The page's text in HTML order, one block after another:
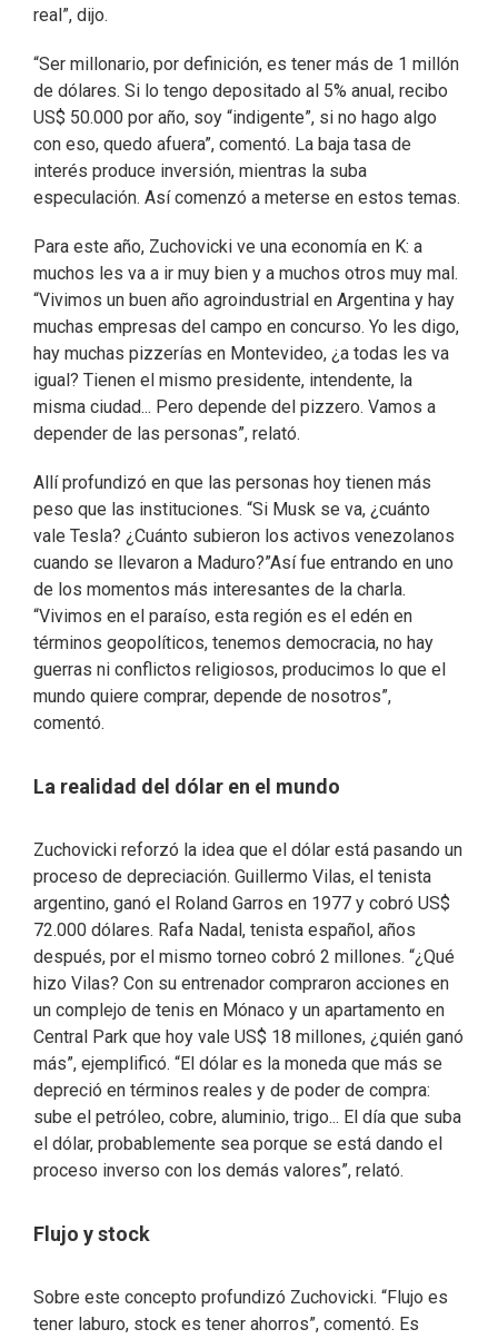
real”, dijo.
“Ser millonario, por definición, es tener más de 1 millón
de dólares. Si lo tengo depositado al 5% anual, recibo
US$ 50.000 por año, soy “indigente”, si no hago algo
con eso, quedo afuera”, comentó. La baja tasa de
interés produce inversión, mientras la suba
especulación. Así comenzó a meterse en estos temas.
Para este año, Zuchovicki ve una economía en K: a
muchos les va a ir muy bien y a muchos otros muy mal.
“Vivimos un buen año agroindustrial en Argentina y hay
muchas empresas del campo en concurso. Yo les digo,
hay muchas pizzerías en Montevideo, ¿a todas les va
igual? Tienen el mismo presidente, intendente, la
misma ciudad... Pero depende del pizzero. Vamos a
depender de las personas”, relató.
Allí profundizó en que las personas hoy tienen más
peso que las instituciones. “Si Musk se va, ¿cuánto
vale Tesla? ¿Cuánto subieron los activos venezolanos
cuando se llevaron a Maduro?”Así fue entrando en uno
de los momentos más interesantes de la charla.
“Vivimos en el paraíso, esta región es el edén en
términos geopolíticos, tenemos democracia, no hay
guerras ni conflictos religiosos, producimos lo que el
mundo quiere comprar, depende de nosotros”,
comentó.
La realidad del dólar en el mundo
Zuchovicki reforzó la idea que el dólar está pasando un
proceso de depreciación. Guillermo Vilas, el tenista
argentino, ganó el Roland Garros en 1977 y cobró US$
72.000 dólares. Rafa Nadal, tenista español, años
después, por el mismo torneo cobró 2 millones. “¿Qué
hizo Vilas? Con su entrenador compraron acciones en
un complejo de tenis en Mónaco y un apartamento en
Central Park que hoy vale US$ 18 millones, ¿quién ganó
más”, ejemplificó. “El dólar es la moneda que más se
depreció en términos reales y de poder de compra:
sube el petróleo, cobre, aluminio, trigo... El día que suba
el dólar, probablemente sea porque se está dando el
proceso inverso con los demás valores”, relató.
Flujo y stock
Sobre este concepto profundizó Zuchovicki. “Flujo es
tener laburo, stock es tener ahorros”, comentó. Es